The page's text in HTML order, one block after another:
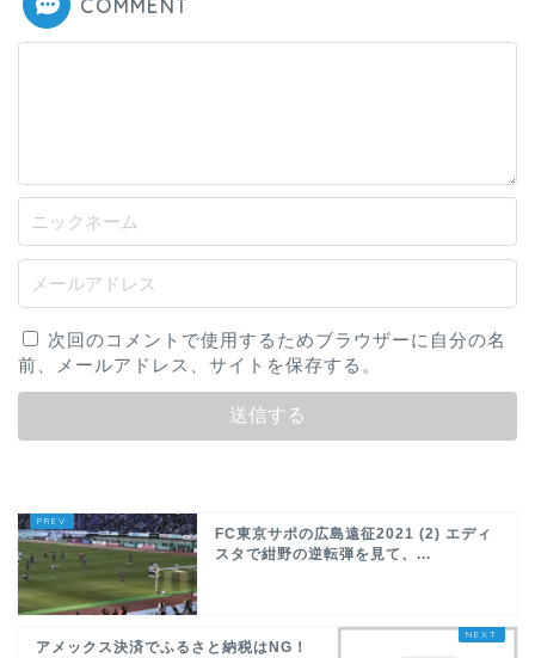
COMMENT
次回のコメントで使用するためブラウザーに自分の名
前、メールアドレス、サイトを保存する。
FC東京サポの広島遠征2021 (2) エディ
スタで紺野の逆転弾を見て、...
アメックス決済でふるさと納税はNG！